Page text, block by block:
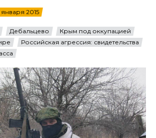
января 2015
Дебальцево
Крым под оккупацией
Российская агрессия: свидетельства